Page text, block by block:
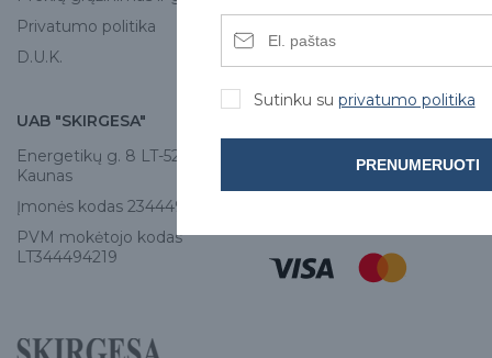
Privatumo politika
D.U.K.
UAB "SKIRGESA"
Energetikų g. 8 LT-52461,
Kaunas
Įmonės kodas 234449420
PVM mokėtojo kodas
LT344494219
+370 671 77528
info@e-skirgesa.lt
Sutinku su privatumo politika
PRENUMERUOTI